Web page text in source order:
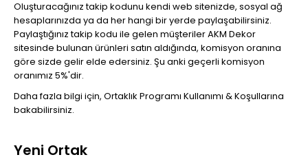
Oluşturacağınız takip kodunu kendi web sitenizde, sosyal ağ
hesaplarınızda ya da her hangi bir yerde paylaşabilirsiniz.
Paylaştığınız takip kodu ile gelen müşteriler AKM Dekor
sitesinde bulunan ürünleri satın aldığında, komisyon oranına
göre sizde gelir elde edersiniz. Şu anki geçerli komisyon
oranımız 5%'dir.
Daha fazla bilgi için, Ortaklık Programı Kullanımı & Koşullarına
bakabilirsiniz.
Yeni Ortak